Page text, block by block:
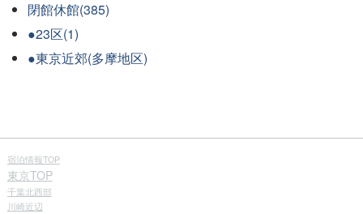
閉館休館(385)
●23区(1)
●東京近郊(多摩地区)
宿泊情報TOP
東京TOP
千葉北西部
川崎近辺